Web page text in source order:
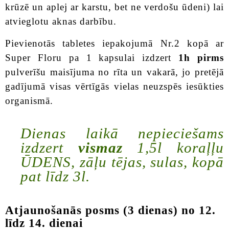
krūzē un aplej ar karstu, bet ne verdošu ūdeni) lai
atvieglotu aknas darbību.
Pievienotās tabletes iepakojumā Nr.2 kopā ar
Super Floru pa 1 kapsulai izdzert 1h pirms
pulverīšu maisījuma no rīta un vakarā, jo pretējā
gadījumā visas vērtīgās vielas neuzspēs iesūkties
organismā.
Dienas laikā nepieciešams
izdzert vismaz 1,5l koraļļu
ŪDENS, zāļu tējas, sulas, kopā
pat līdz 3l.
Atjaunošanās posms (3 dienas) no 12.
līdz 14. dienai